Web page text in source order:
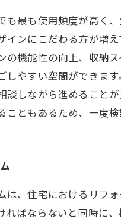
も最も使用頻度が高く
インにこだわる方が増
の機能性の向上、収納
しやすい空間ができま
談しながら進めること
こともあるため、一度
は、住宅におけるリフ
ればならないと同時に